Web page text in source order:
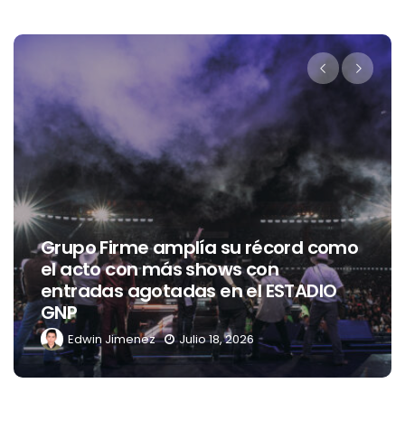
Grupo Firme amplía su récord como
el acto con más shows con
entradas agotadas en el ESTADIO
GNP
Edwin Jimenez Julio 18, 2026